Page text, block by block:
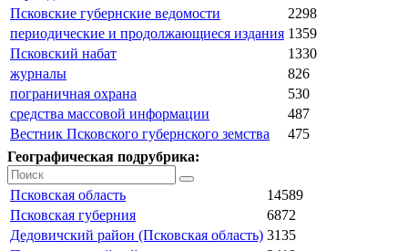
Псковские губернские ведомости
2298
периодические и продолжающиеся издания 1359
Псковский набат
1330
журналы
826
пограничная охрана
530
средства массовой информации
487
Вестник Псковского губернского земства
475
Географическая подрубрика:
Псковская область
14589
Псковская губерния
6872
Дедовичский район (Псковская область) 3135